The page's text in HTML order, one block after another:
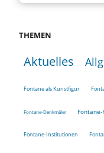
THEMEN
Aktuelles
Fontane als Kunstfigur
Fontane-Denkmäler
Fontane-Institutionen